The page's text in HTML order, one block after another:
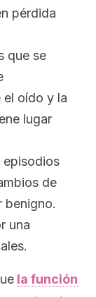
pérdida
que se
el oído y la
lugar
episodios
de
benigno.
una
la función